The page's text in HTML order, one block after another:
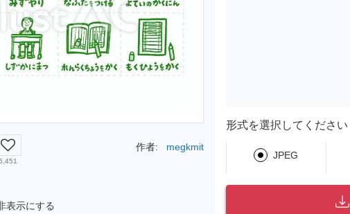
作者: megkmit
表示にする
形式を選択してください
JPEG